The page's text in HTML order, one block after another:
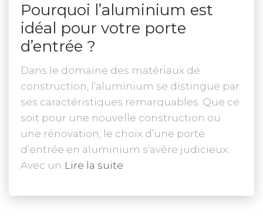
Pourquoi l’aluminium est
idéal pour votre porte
d’entrée ?
Dans le domaine des matériaux de
construction, l’aluminium se distingue par
ses caractéristiques remarquables. Que ce
soit pour une nouvelle construction ou
une rénovation, le choix d’une porte
d’entrée en aluminium s’avère judicieux.
Avec un Lire la suite